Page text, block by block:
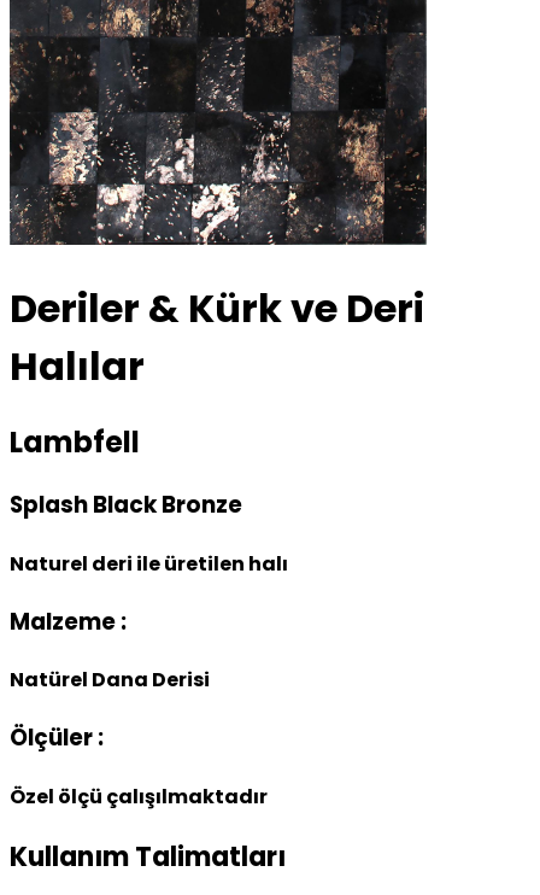
Deriler & Kürk ve Deri
Halılar
Lambfell
Splash Black Bronze
Naturel deri ile üretilen halı
Malzeme :
Natürel Dana Derisi
Ölçüler :
Özel ölçü çalışılmaktadır
Kullanım Talimatları